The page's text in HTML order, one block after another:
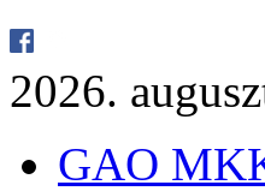
2026.
GAO